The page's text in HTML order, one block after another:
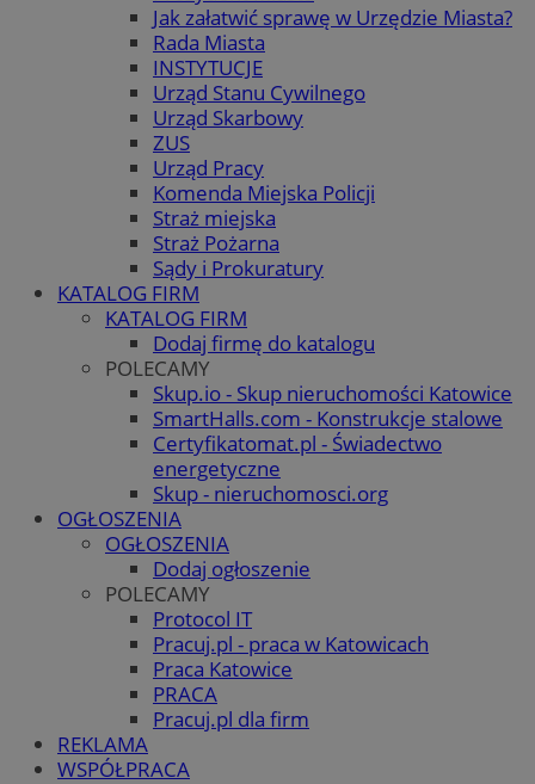
Jak załatwić sprawę w Urzędzie Miasta?
Rada Miasta
INSTYTUCJE
Urząd Stanu Cywilnego
Urząd Skarbowy
ZUS
Urząd Pracy
Komenda Miejska Policji
Straż miejska
Straż Pożarna
Sądy i Prokuratury
KATALOG FIRM
KATALOG FIRM
Dodaj firmę do katalogu
POLECAMY
Skup.io - Skup nieruchomości Katowice
SmartHalls.com - Konstrukcje stalowe
Certyfikatomat.pl - Świadectwo
energetyczne
Skup - nieruchomosci.org
OGŁOSZENIA
OGŁOSZENIA
Dodaj ogłoszenie
POLECAMY
Protocol IT
Pracuj.pl - praca w Katowicach
Praca Katowice
PRACA
Pracuj.pl dla firm
REKLAMA
WSPÓŁPRACA